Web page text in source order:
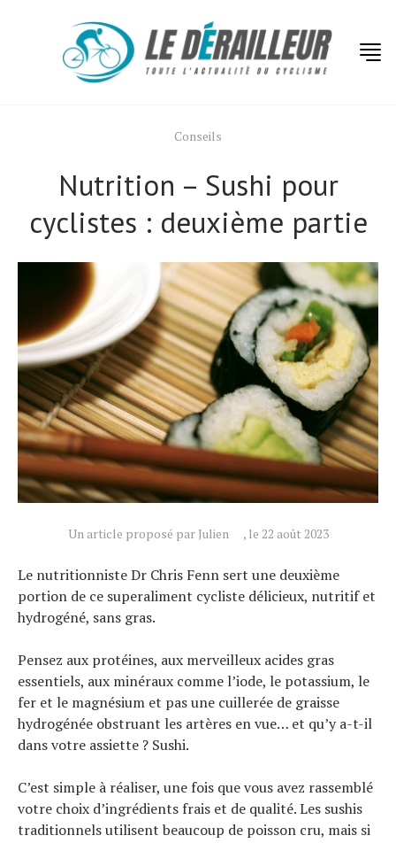
Conseils
Nutrition – Sushi pour
cyclistes : deuxième partie
Un article proposé par Julien , le 22 août 2023
Le nutritionniste Dr Chris Fenn sert une deuxième
portion de ce superaliment cycliste délicieux, nutritif et
hydrogéné, sans gras.
Pensez aux protéines, aux merveilleux acides gras
essentiels, aux minéraux comme l’iode, le potassium, le
fer et le magnésium et pas une cuillerée de graisse
hydrogénée obstruant les artères en vue… et qu’y a-t-il
dans votre assiette ? Sushi.
C’est simple à réaliser, une fois que vous avez rassemblé
votre choix d’ingrédients frais et de qualité. Les sushis
traditionnels utilisent beaucoup de poisson cru, mais si
Actualités
Technologies
Tests de produits
Conseils
Tendances